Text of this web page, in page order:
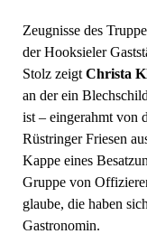
Zeugnisse des
der Hooksieler
Stolz zeigt Christa
an der ein
ist – eingerahmt von
Rüstringer Friesen
Kappe eines
Gruppe von
glaube, die haben
Gastronomin.